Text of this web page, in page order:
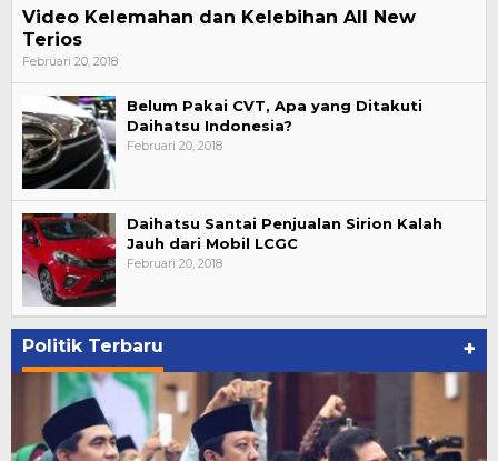
Video Kelemahan dan Kelebihan All New
Terios
Februari 20, 2018
Belum Pakai CVT, Apa yang Ditakuti
Daihatsu Indonesia?
Februari 20, 2018
Daihatsu Santai Penjualan Sirion Kalah
Jauh dari Mobil LCGC
Februari 20, 2018
Politik Terbaru +